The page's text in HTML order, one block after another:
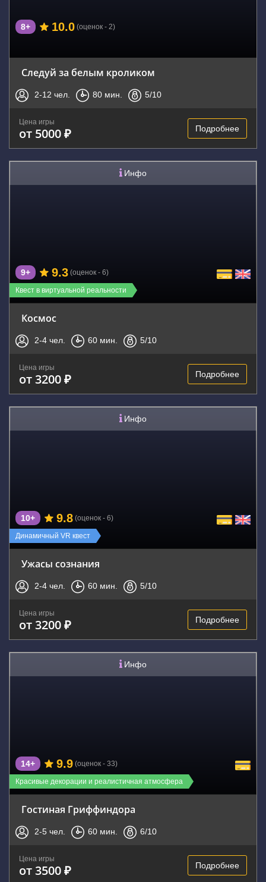
8+ 10.0 (оценок - 2)
Следуй за белым кроликом
2-12 чел. 80 мин. 5/10
Цена игры
от 5000 ₽ Подробнее
Инфо
Квест в виртуальной реальности
9+ 9.3 (оценок - 6)
Космос
2-4 чел. 60 мин. 5/10
Цена игры
от 3200 ₽ Подробнее
Инфо
Динамичный VR квест
10+ 9.8 (оценок - 6)
Ужасы сознания
2-4 чел. 60 мин. 5/10
Цена игры
от 3200 ₽ Подробнее
Инфо
Красивые декорации и реалистичная атмосфера
14+ 9.9 (оценок - 33)
Гостиная Гриффиндора
2-5 чел. 60 мин. 6/10
Цена игры
от 3500 ₽ Подробнее